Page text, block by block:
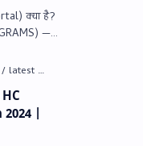
क्या है?
|